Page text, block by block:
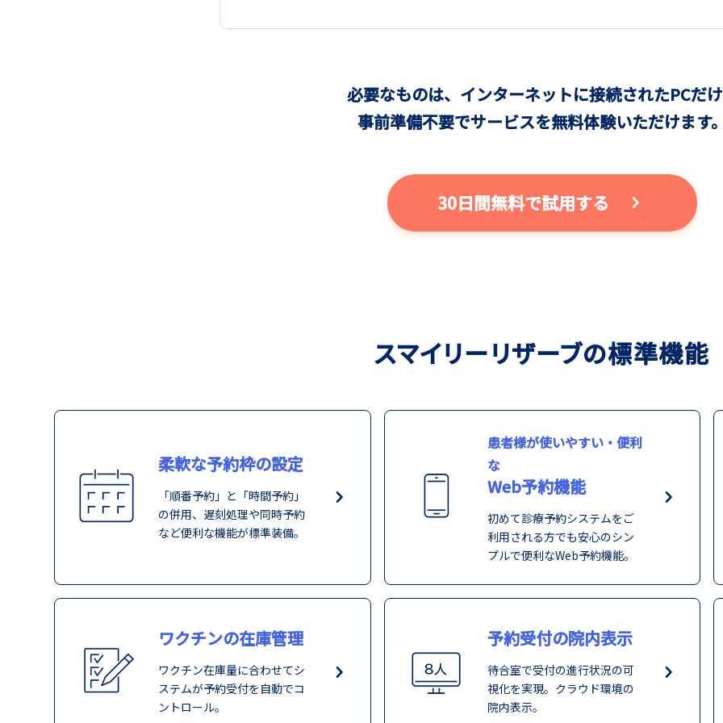
必要なものは、 インターネットに接続されたPCだ
事前準備不要でサービスを無料体験いただけます
30日間無料で試用する
スマイリーリザーブの標準機能
柔軟な予約枠の設定
「順番予約」と「時間予約」
の併用、遅刻処理や同時予約
など便利な機能が標準装備。
患者様が使いやすい・便利
な
Web予約機能
初めて診療予約システムをご
利用される方でも安心のシン
プルで便利なWeb予約機能。
ワクチンの在庫管理
ワクチン在庫量に合わせてシ
ステムが予約受付を自動でコ
ントロール。
予約受付の院内表示
待合室で受付の進行状況の可
視化を実現。クラウド環境の
院内表示。